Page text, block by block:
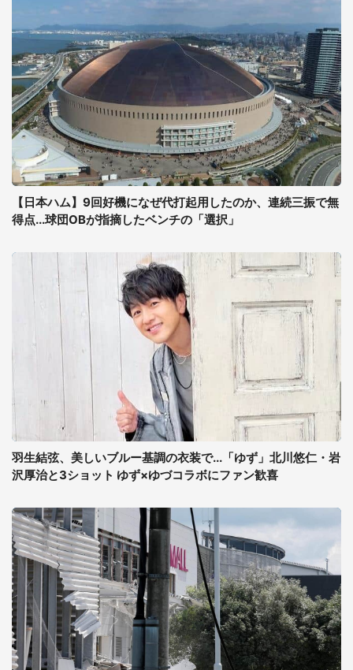
【日本ハム】9回好機になぜ代打起用したのか、連続三振で無
得点...球団OBが指摘したベンチの「選択」
羽生結弦、美しいブルー基調の衣装で...「ゆず」北川悠仁・岩
沢厚治と3ショット ゆず×ゆづコラボにファン歓喜